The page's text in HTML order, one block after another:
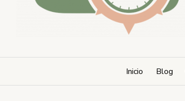
Inicio Blog